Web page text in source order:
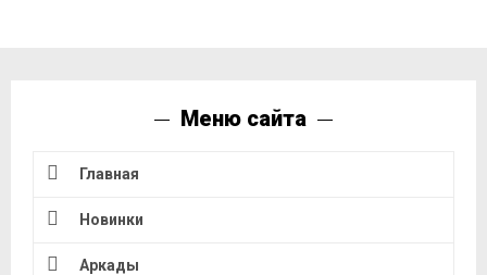
Меню сайта
Главная
Новинки
Аркады